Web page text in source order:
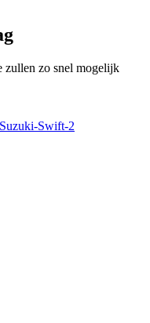
zullen zo snel mogelijk